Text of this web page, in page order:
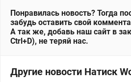
Понравилась новость? Тогда
забудь оставить свой
А так же, добавь наш сайт в
Ctrl+D), не теряй нас.
Другие новости Натиск